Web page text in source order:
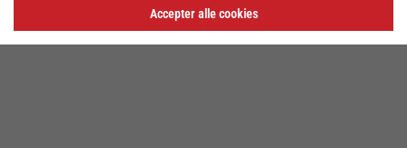
Accepter alle cookies